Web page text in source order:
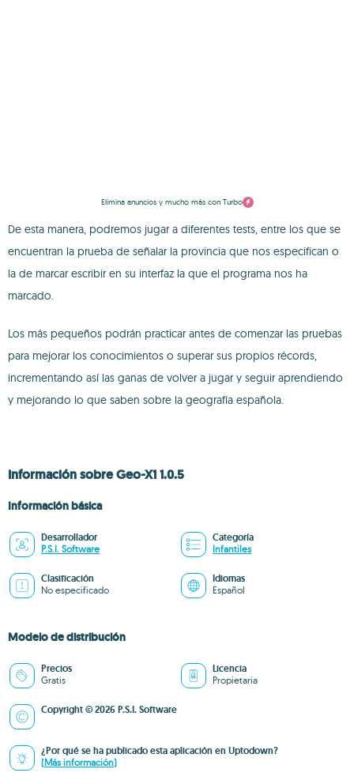
Elimina anuncios y mucho más con Turbo
De esta manera, podremos jugar a diferentes tests, entre los que se
encuentran la prueba de señalar la provincia que nos especifican o
la de marcar escribir en su interfaz la que el programa nos ha
marcado.
Los más pequeños podrán practicar antes de comenzar las pruebas
para mejorar los conocimientos o superar sus propios récords,
incrementando así las ganas de volver a jugar y seguir aprendiendo
y mejorando lo que saben sobre la geografía española.
Información sobre Geo-X1 1.0.5
Información básica
Desarrollador
P.S.I. Software
Categoría
Infantiles
Clasificación
No especificado
Idiomas
Español
Modelo de distribución
Precios
Gratis
Licencia
Propietaria
Copyright © 2026 P.S.I. Software
¿Por qué se ha publicado esta aplicación en Uptodown?
(Más información)